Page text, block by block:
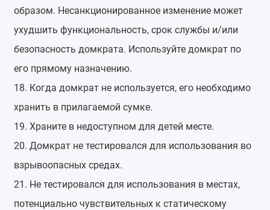
образом. Несанкционированное изменение может
ухудшить функциональность, срок службы и/или
безопасность домкрата. Используйте домкрат по
его прямому назначению.
18. Когда домкрат не используется, его необходимо
хранить в прилагаемой сумке.
19. Храните в недоступном для детей месте.
20. Домкрат не тестировался для использования во
взрывоопасных средах.
21. Не тестировался для использования в местах,
потенциально чувствительных к статическому